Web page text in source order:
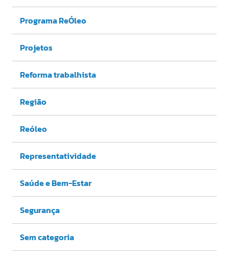
Programa ReÓleo
Projetos
Reforma trabalhista
Região
Reóleo
Representatividade
Saúde e Bem-Estar
Segurança
Sem categoria